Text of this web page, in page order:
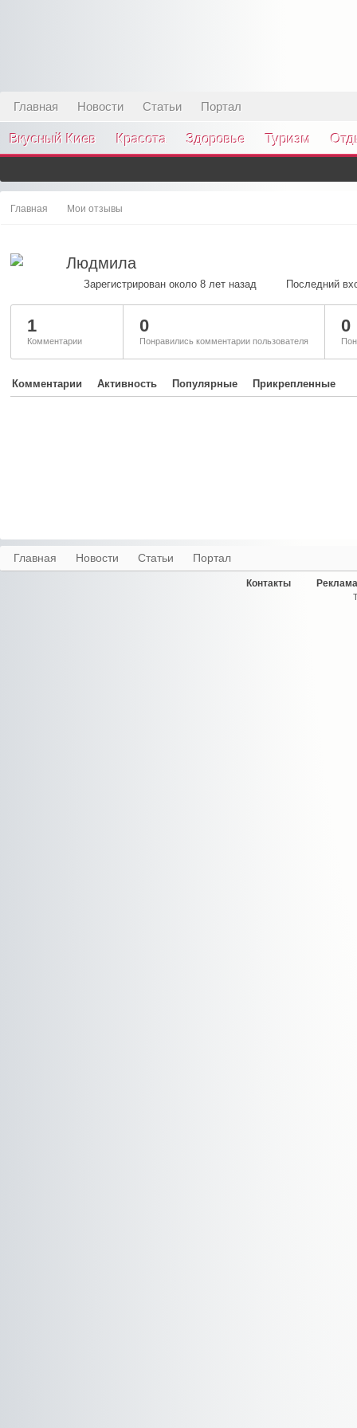
Главная Новости Статьи Портал
Вкусный Киев Красота Здоровье Туризм
Главная Мои отзывы
Людмила
Зарегистрирован около 8 лет назад Последний
1
Комментарии
0
Понравились комментарии пользователя
0
Комментарии Активность Популярные Прикрепленные
Главная Новости Статьи Портал
Контакты